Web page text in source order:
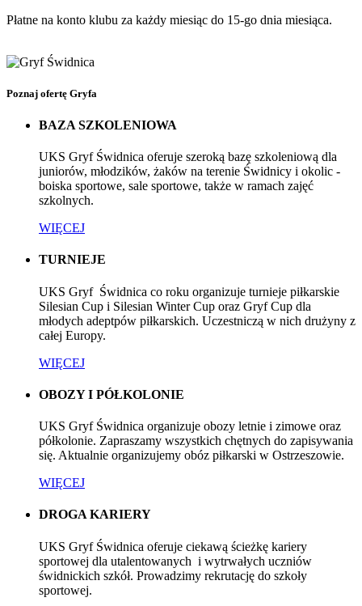
Płatne na konto klubu za każdy miesiąc do 15-go dnia miesiąca.
Poznaj ofertę Gryfa
BAZA SZKOLENIOWA
UKS Gryf Świdnica oferuje szeroką bazę szkoleniową dla
juniorów, młodzików, żaków na terenie Świdnicy i okolic -
boiska sportowe, sale sportowe, także w ramach zajęć
szkolnych.
WIĘCEJ
TURNIEJE
UKS Gryf Świdnica co roku organizuje turnieje piłkarskie
Silesian Cup i Silesian Winter Cup oraz Gryf Cup dla
młodych adeptpów piłkarskich. Uczestniczą w nich drużyny z
całej Europy.
WIĘCEJ
OBOZY I PÓŁKOLONIE
UKS Gryf Świdnica organizuje obozy letnie i zimowe oraz
półkolonie. Zapraszamy wszystkich chętnych do zapisywania
się. Aktualnie organizujemy obóz piłkarski w Ostrzeszowie.
WIĘCEJ
DROGA KARIERY
UKS Gryf Świdnica oferuje ciekawą ścieżkę kariery
sportowej dla utalentowanych i wytrwałych uczniów
świdnickich szkół. Prowadzimy rekrutację do szkoły
sportowej.